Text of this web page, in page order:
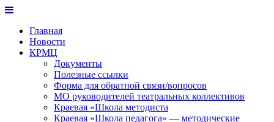
Перейти
контентуГлавная
Новости
КРМЦ
Документы
Полезные ссылки
Форма для обратной связи/вопросов
МО руководителей театральных коллективов
Краевая «Школа методиста
Краевая «Школа педагога» — методические